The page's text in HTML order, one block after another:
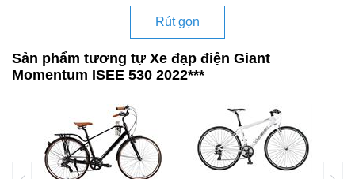
Rút gọn
Sản phẩm tương tự Xe đạp điện Giant
Momentum ISEE 530 2022***